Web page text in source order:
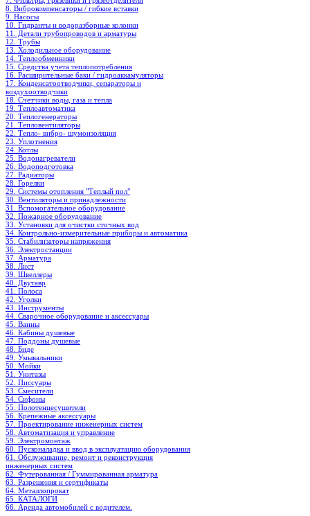
8. Виброкомпенсаторы / гибкие вставки
9. Насосы
10. Гидранты и водоразборные колонки
11. Детали трубопроводов и арматуры
12. Трубы
13. Холодильное oборудование
14. Теплообменники
15. Средства учета теплопотребления
16. Расширительные баки / гидроаккамуляторы
17. Конденсатоотводчики, сепараторы и
воздухоотводчики
18. Счетчики воды, газа и тепла
19. Теплоавтоматика
20. Теплогенераторы
21. Тепловентиляторы
22. Тепло- вибро- шумоизоляция
23. Уплотнения
24. Котлы
25. Водонагреватели
26. Водоподготовка
27. Радиаторы
28. Горелки
29. Системы отопления "Теплый пол"
30. Вентиляторы и принадлежности
31. Вспомогательное оборудование
32. Пожарное оборудование
33. Установки для очистки сточных вод
34. Контрольно-измерительные приборы и автоматика
35. Стабилизаторы напряжения
36. Электростанции
37. Арматура
38. Лист
39. Швеллеры
40. Двутавр
41. Полоса
42. Уголки
43. Инструменты
44. Сварочное оборудование и аксессуары
45. Ванны
46. Кабины душевые
47. Поддоны душевые
48. Биде
49. Умывальники
50. Мойки
51. Унитазы
52. Писсуары
53. Смесители
54. Сифоны
55. Полотенцесушители
56. Крепежные аксессуары
57. Проектирование инженерных систем
58. Автоматизация и управление
59. Электромонтаж
60. Пусконаладка и ввод в эксплуатацию оборудования
61. Обслуживание, ремонт и реконструкция
инженерных систем
62. Футерованная / Гуммированная арматура
63. Разрешения и сертификаты
64. Металлопрокат
65. КАТАЛОГИ
66. Аренда автомобилей с водителем.